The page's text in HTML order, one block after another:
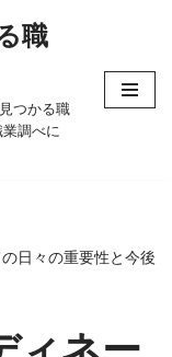
職
つかる職
調べに
日々の重要性と今後